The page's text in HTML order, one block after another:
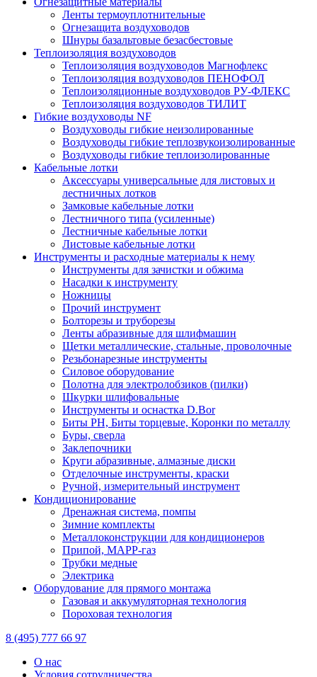
Ленты термоуплотнительные
Огнезащита воздуховодов
Шнуры базальтовые безасбестовые
Теплоизоляция воздуховодов
Теплоизоляция воздуховодов Магнофлекс
Теплоизоляция воздуховодов ПЕНОФОЛ
Теплоизоляционные воздуховодов РУ-ФЛЕКС
Теплоизоляция воздуховодов ТИЛИТ
Гибкие воздуховоды NF
Воздуховоды гибкие неизолированные
Воздуховоды гибкие теплозвукоизолированные
Воздуховоды гибкие теплоизолированные
Кабельные лотки
Аксессуары универсальные для листовых и
лестничных лотков
Замковые кабельные лотки
Лестничного типа (усиленные)
Лестничные кабельные лотки
Листовые кабельные лотки
Инструменты и расходные материалы к нему
Инструменты для зачистки и обжима
Насадки к инструменту
Ножницы
Прочий инструмент
Болторезы и труборезы
Ленты абразивные для шлифмашин
Щетки металлические, стальные, проволочные
Резьбонарезные инструменты
Силовое оборудование
Полотна для электролобзиков (пилки)
Шкурки шлифовальные
Инструменты и оснастка D.Bor
Биты PH, Биты торцевые, Коронки по металлу
Буры, сверла
Заклепочники
Круги абразивные, алмазные диски
Отделочные инструменты, краски
Ручной, измерительный инструмент
Кондиционирование
Дренажная система, помпы
Зимние комплекты
Металлоконструкции для кондиционеров
Припой, МАРР-газ
Трубки медные
Электрика
Оборудование для прямого монтажа
Газовая и аккумуляторная технология
Пороховая технология
8 (495) 777 66 97
О нас
Условия сотрудничества